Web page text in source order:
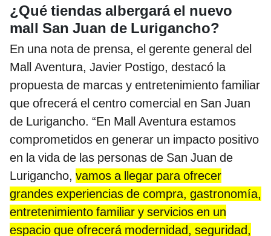
¿Qué tiendas albergará el nuevo
mall San Juan de Lurigancho?
En una nota de prensa, el gerente general del
Mall Aventura, Javier Postigo, destacó la
propuesta de marcas y entretenimiento familiar
que ofrecerá el centro comercial en San Juan
de Lurigancho. “En Mall Aventura estamos
comprometidos en generar un impacto positivo
en la vida de las personas de San Juan de
Lurigancho, vamos a llegar para ofrecer
grandes experiencias de compra, gastronomía,
entretenimiento familiar y servicios en un
espacio que ofrecerá modernidad, seguridad,